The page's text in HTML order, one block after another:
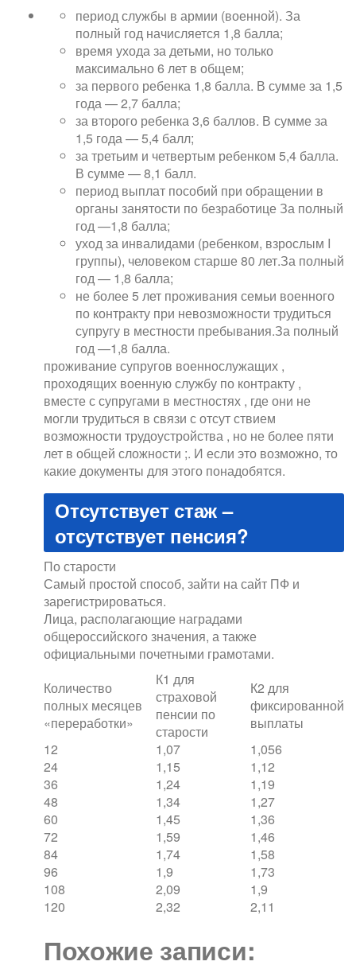
период службы в армии (военной). За
полный год начисляется 1,8 балла;
время ухода за детьми, но только
максимально 6 лет в общем;
за первого ребенка 1,8 балла. В сумме за 1,5
года — 2,7 балла;
за второго ребенка 3,6 баллов. В сумме за
1,5 года — 5,4 балл;
за третьим и четвертым ребенком 5,4 балла.
В сумме — 8,1 балл.
период выплат пособий при обращении в
органы занятости по безработице За полный
год —1,8 балла;
уход за инвалидами (ребенком, взрослым I
группы), человеком старше 80 лет.За полный
год — 1,8 балла;
не более 5 лет проживания семьи военного
по контракту при невозможности трудиться
супругу в местности пребывания.За полный
год —1,8 балла.
проживание супругов военнослужащих ,
проходящих военную службу по контракту ,
вместе с супругами в местностях , где они не
могли трудиться в связи с отсут ствием
возможности трудоустройства , но не более пяти
лет в общей сложности ;. И если это возможно, то
какие документы для этого понадобятся.
Отсутствует стаж –
отсутствует пенсия?
По старости
Самый простой способ, зайти на сайт ПФ и
зарегистрироваться.
Лица, располагающие наградами
общероссийского значения, а также
официальными почетными грамотами.
Количество
полных месяцев
«переработки»
К1 для
страховой
пенсии по
старости
К2 для
фиксированной
выплаты
12
1,07
1,056
24
1,15
1,12
36
1,24
1,19
48
1,34
1,27
60
1,45
1,36
72
1,59
1,46
84
1,74
1,58
96
1,9
1,73
108
2,09
1,9
120
2,32 2,11
Похожие записи: